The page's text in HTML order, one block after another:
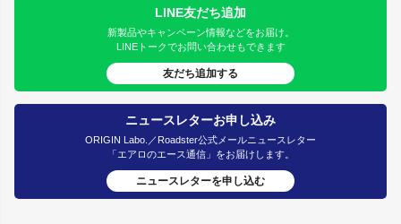
LINE友だち追加
新製品やキャンペーン情報などをお届け。
LINEトークでお問い合わせもできます
友だち追加する
ニュースレターお申し込み
ORIGIN Labo.／Roadster公式メールニュースレター
「エアロのエース通信」をお届けします。
ニュースレターを申し込む